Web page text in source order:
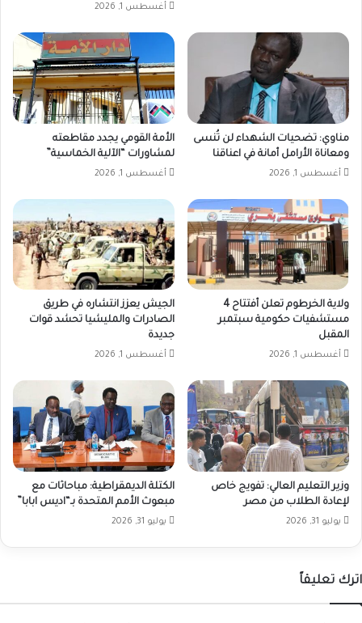
أغسطس 1, 2026
مناوي: تضحيات الشهداء لن تُنسى
ومعاناة الأرامل أمانة في اعناقنا
أغسطس 1, 2026
الأمة القومي يجدد مقاطعته
لمشاورات “الآلية الخماسية”
أغسطس 1, 2026
ولاية الخرطوم تعلن أفتتاح 4
مستشفيات حكومية سبتمبر
المقبل
أغسطس 1, 2026
الجيش يعزز انتشاره في طريق
الصادرات والمليشيا تحشد قوات
جديدة
أغسطس 1, 2026
وزير التعليم العالي: تفويج خاص
لإعادة الطلاب من مصر
يوليو 31, 2026
الكتلة الديمقراطية: مباحاثات مع
مبعوث الأمم المتحدة بـ“اديس ابابا”
يوليو 31, 2026
اترك تعليقاً